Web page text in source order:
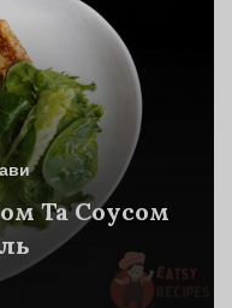
Та Соусом